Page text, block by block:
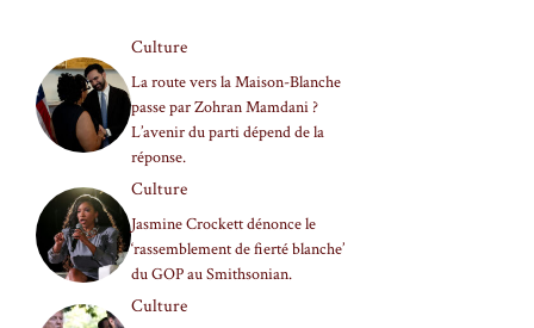
Culture
La route vers la Maison-Blanche
passe par Zohran Mamdani ?
L’avenir du parti dépend de la
réponse.
Culture
Jasmine Crockett dénonce le
‘rassemblement de fierté blanche’
du GOP au Smithsonian.
Culture